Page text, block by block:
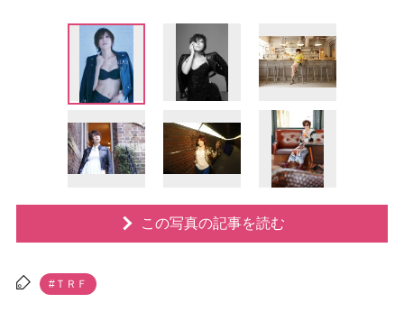
この写真の記事を読む
#ＴＲＦ